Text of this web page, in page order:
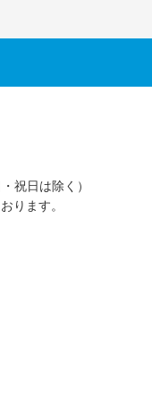
祝日は除く）
ります。